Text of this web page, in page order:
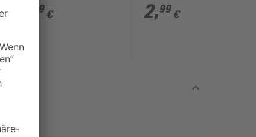
verschiedene Farben
12 cm Topf
69 € 2,99 €